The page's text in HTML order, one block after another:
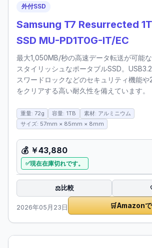
外付SSD
Samsung T7 Resurrected
SSD MU-PD1T0G-IT/EC
最大1,050MB/秒の高速データ転送が可能
スタイリッシュなポータブルSSD。
スワードロックなどのセキュリティ機能や
をクリアする高い耐久性を備えています。
重量: 72g 容量: 1TB
素材: アルミニウム
サイズ: 57mm × 85mm × 8mm
💰 ￥43,880
現在在庫切れです。
⚖️比較
2026年05月23日 🛒Amazon